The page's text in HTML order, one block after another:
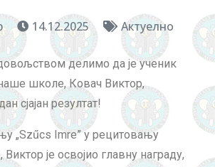
14.12.2025 Актуeлно
делимо да је ученик
школе, Ковач Виктор,
сјајан резултат!
„Szűcs Imre” у рецитовању
је освојио главну награду,